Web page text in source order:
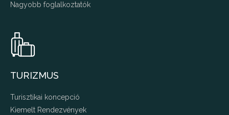
Nagyobb foglalkoztatók
TURIZMUS
Turisztikai koncepció
Kiemelt Rendezvények